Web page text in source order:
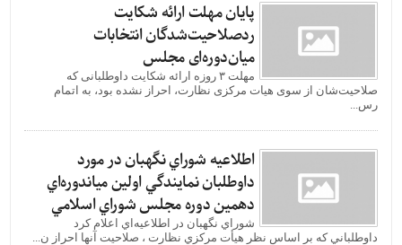
پایان مهلت ارائه شکایت
‌ردصلاحیت‌شدگان انتخابات
میان‌دوره‌ای مجلس
مهلت ۳ روزه ارائه شکایت داوطلبانی که
صلاحیت‌شان از سوی هیات مرکزی نظارت، احراز نشده بود، به اتمام
رس...
اطلاعيه شوراي نگهبان در مورد
داوطلبان نمايندگي اولين مياندوره‌اي
دهمين دوره مجلس شوراي اسلامي
شوراي نگهبان در اطلاعيه‌اي اعلام كرد
داوطلباني كه بر اساس نظر هيأت مركزي نظارت ، صلاحيت آنها احراز ن...